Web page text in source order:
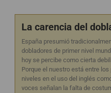
La carencia del
España presumió
dobladores de primer nivel
hoy se percibe como cierta
Porque el nuestro está entre
niveles en el uso del inglés
voces señalan la falta de